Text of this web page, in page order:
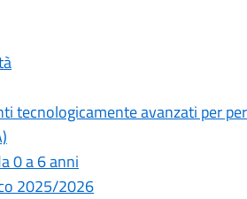
tecnologicamente avanzati per
0 a 6 anni
2025/2026